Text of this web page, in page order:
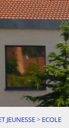
JEUNESSE> ECOLE